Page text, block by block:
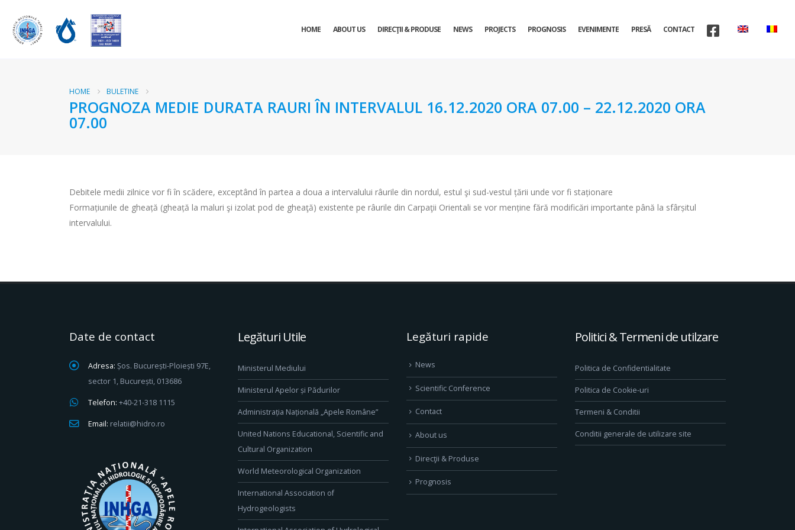
HOME ABOUT US DIRECŢII & PRODUSE NEWS PROJECTS PROGNOSIS EVENIMENTE PRESĂ CONTACT
HOME BULETINE
PROGNOZA MEDIE DURATA RAURI ÎN INTERVALUL 16.12.2020 ORA 07.00 – 22.12.2020 ORA
07.00
Debitele medii zilnice vor fi în scădere, exceptând în partea a doua a intervalului râurile din nordul, estul şi sud-vestul țării unde vor fi staționare
Formațiunile de gheață (gheață la maluri şi izolat pod de gheaţă) existente pe râurile din Carpaţii Orientali se vor menține fără modificări importante până la sfârșitul
intervalului.
Date de contact
Adresa: Șos. București-Ploiești 97E,
sector 1, București, 013686
Telefon: +40-21-318 1115
Email: relatii@hidro.ro
Legături Utile
Ministerul Mediului
Ministerul Apelor și Pădurilor
Administrația Națională „Apele Române”
United Nations Educational, Scientific and
Cultural Organization
World Meteorological Organization
International Association of
Hydrogeologists
Legături rapide
News
Scientific Conference
Contact
About us
Direcţii & Produse
Prognosis
Politici & Termeni de utilzare
Politica de Confidentialitate
Politica de Cookie-uri
Termeni & Conditii
Conditii generale de utilizare site